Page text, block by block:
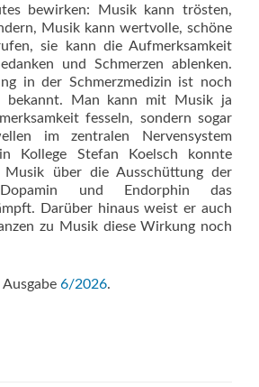
bewirken: Musik kann trösten,
Musik kann wertvolle, schöne
sie kann die Aufmerksamkeit
und Schmerzen ablenken.
in der Schmerzmedizin ist noch
bekannt. Man kann mit Musik ja
fesseln, sondern sogar
im zentralen Nervensystem
Kollege Stefan Koelsch konnte
Musik über die Ausschüttung der
Dopamin und Endorphin das
Darüber hinaus weist er auch
zu Musik diese Wirkung noch
Ausgabe 6/2026.